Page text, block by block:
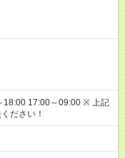
17:00～09:00 ※ 上記
ださい！